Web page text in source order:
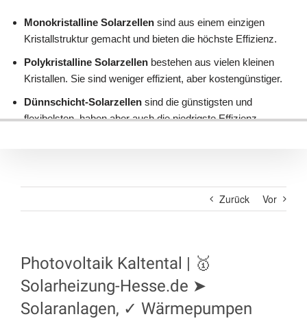
Zurück Vor
Photovoltaik Kaltental | 🥇
Solarheizung-Hesse.de ➤
Solaranlagen, ✓ Wärmepumpen